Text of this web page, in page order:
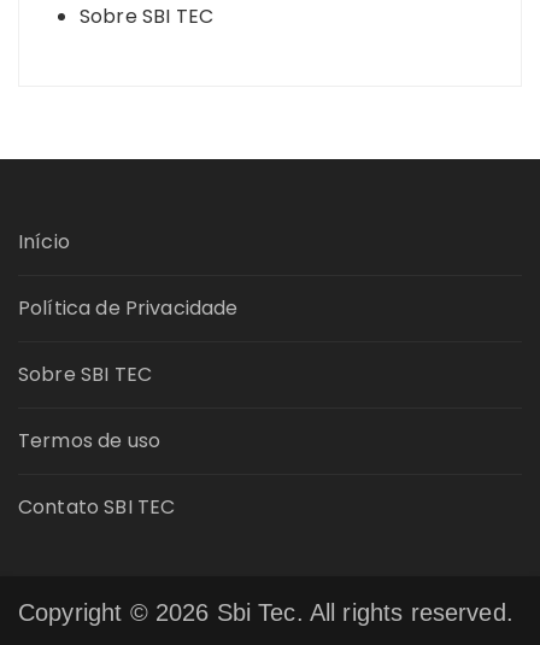
Sobre SBI TEC
Início
Política de Privacidade
Sobre SBI TEC
Termos de uso
Contato SBI TEC
Copyright © 2026 Sbi Tec. All rights reserved.